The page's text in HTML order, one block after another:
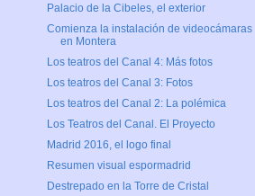
Palacio de la Cibeles, el exterior
Comienza la instalación de videocámaras
en Montera
Los teatros del Canal 4: Más fotos
Los teatros del Canal 3: Fotos
Los teatros del Canal 2: La polémica
Los Teatros del Canal. El Proyecto
Madrid 2016, el logo final
Resumen visual espormadrid
Destrepado en la Torre de Cristal